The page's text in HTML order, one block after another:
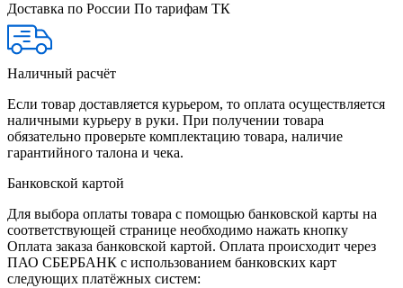
Доставка по России По тарифам ТК
Наличный расчёт
Если товар доставляется курьером, то оплата осуществляется
наличными курьеру в руки. При получении товара
обязательно проверьте комплектацию товара, наличие
гарантийного талона и чека.
Банковской картой
Для выбора оплаты товара с помощью банковской карты на
соответствующей странице необходимо нажать кнопку
Оплата заказа банковской картой. Оплата происходит через
ПАО СБЕРБАНК с использованием банковских карт
следующих платёжных систем: